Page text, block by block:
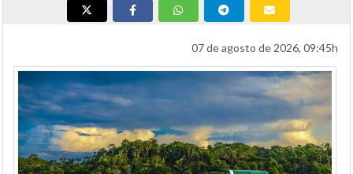
07 de agosto de 2026, 09:45h